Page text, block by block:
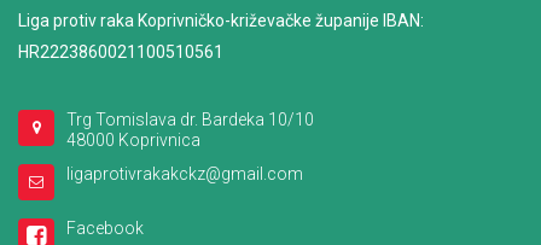
Liga protiv raka Koprivničko-križevačke županije IBAN:
HR2223860021100510561
Trg Tomislava dr. Bardeka 10/10
48000 Koprivnica
ligaprotivrakakckz@gmail.com
Facebook